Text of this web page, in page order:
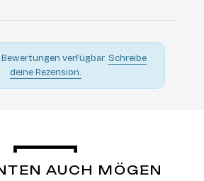
Bewertungen verfügbar. Schreibe
deine Rezension.
AUCH MÖGEN